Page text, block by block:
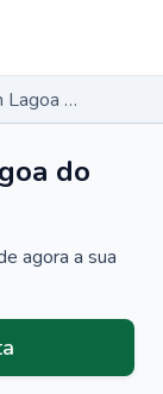
Pneumologista em Lagoa do Ouro - PE
do
agora a sua